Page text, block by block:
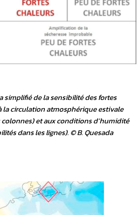
simplifié de la sensibilité des fortes
la circulation atmosphérique estivale
et aux conditions d’humidité
dans les lignes). © B. Quesada